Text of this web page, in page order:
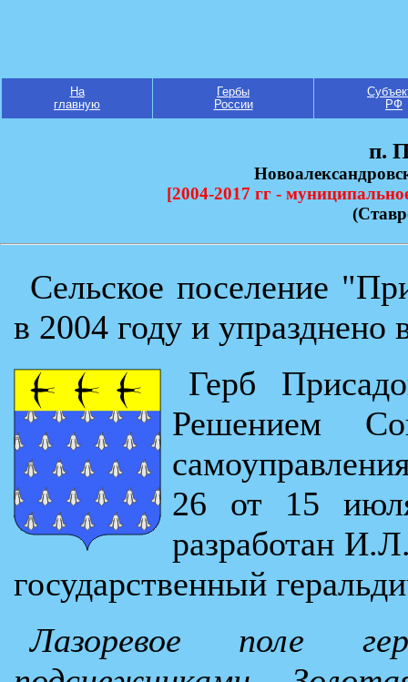
На
главную
Гербы
России
РФ
п.
[2004-2017 гг -
Сельское поселение
в 2004 году и упразднено
Герб
Решением
26 от 15
разработан
государственный
Лазоревое поле